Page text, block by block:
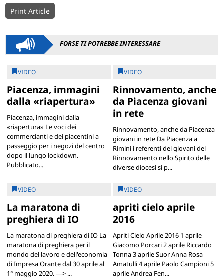
Print Article
FORSE TI POTREBBE INTERESSARE
VIDEO
Piacenza, immagini
dalla «riapertura»
Piacenza, immagini dalla
«riapertura» Le voci dei
commercianti e dei piacentini a
passeggio per i negozi del centro
dopo il lungo lockdown.
Pubblicato...
VIDEO
Rinnovamento, anche
da Piacenza giovani
in rete
Rinnovamento, anche da Piacenza
giovani in rete Da Piacenza a
Rimini i referenti dei giovani del
Rinnovamento nello Spirito delle
diverse diocesi si p...
VIDEO
La maratona di
preghiera di IO
La maratona di preghiera di IO La
maratona di preghiera per il
mondo del lavoro e dell'economia
di Impresa Orante dal 30 aprile al
1° maggio 2020. —> ...
VIDEO
apriti cielo aprile
2016
Apriti Cielo Aprile 2016 1 aprile
Giacomo Porcari 2 aprile Riccardo
Tonna 3 aprile Suor Anna Rosa
Amatulli 4 aprile Paolo Campioni 5
aprile Andrea Fen...